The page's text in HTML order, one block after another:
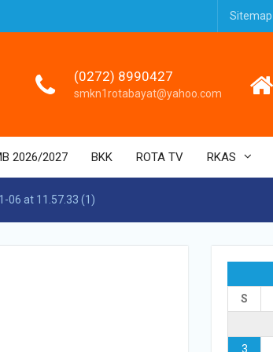
Sitemap
(0272) 8990427
smkn1rotabayat@yahoo.com
2026/2027 BKK ROTA TV RKAS
06 at 11.57.33 (1)
S
3